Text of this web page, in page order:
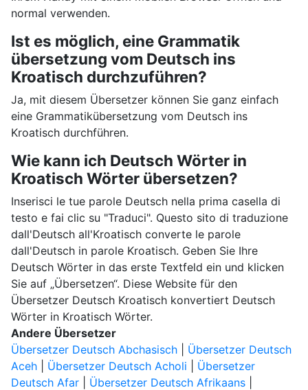
normal verwenden.
Ist es möglich, eine Grammatik
übersetzung vom Deutsch ins
Kroatisch durchzuführen?
Ja, mit diesem Übersetzer können Sie ganz einfach
eine Grammatikübersetzung vom Deutsch ins
Kroatisch durchführen.
Wie kann ich Deutsch Wörter in
Kroatisch Wörter übersetzen?
Inserisci le tue parole Deutsch nella prima casella di
testo e fai clic su "Traduci". Questo sito di traduzione
dall'Deutsch all'Kroatisch converte le parole
dall'Deutsch in parole Kroatisch. Geben Sie Ihre
Deutsch Wörter in das erste Textfeld ein und klicken
Sie auf „Übersetzen“. Diese Website für den
Übersetzer Deutsch Kroatisch konvertiert Deutsch
Wörter in Kroatisch Wörter.
Andere Übersetzer
Übersetzer Deutsch Abchasisch| Übersetzer Deutsch
Aceh| Übersetzer Deutsch Acholi
Übersetzer
Deutsch Afar| Übersetzer Deutsch Afrikaans|